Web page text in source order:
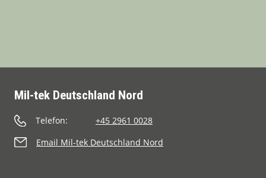
Mil-tek Deutschland Nord
Telefon:
+45 2961 0028
Email Mil-tek Deutschland Nord